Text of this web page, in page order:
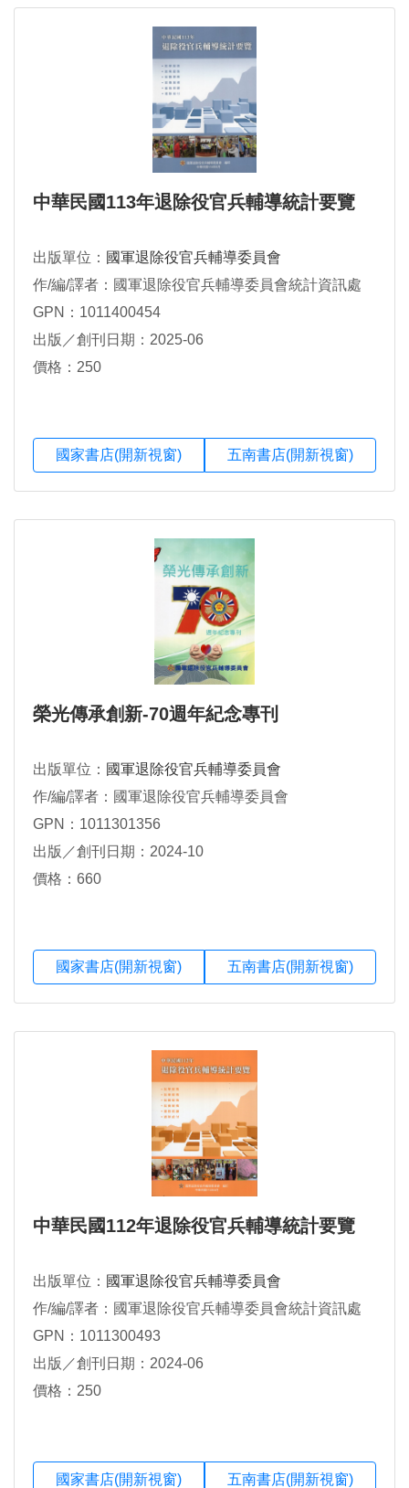
中華民國113年退除役官兵輔導統計要覽
出版單位： 國軍退除役官兵輔導委員會
作/編/譯者：國軍退除役官兵輔導委員會統計資訊處
GPN：1011400454
出版／創刊日期：2025-06
價格：250
國家書店(開新視窗) 五南書店(開新視窗)
榮光傳承創新-70週年紀念專刊
出版單位： 國軍退除役官兵輔導委員會
作/編/譯者：國軍退除役官兵輔導委員會
GPN：1011301356
出版／創刊日期：2024-10
價格：660
國家書店(開新視窗) 五南書店(開新視窗)
中華民國112年退除役官兵輔導統計要覽
出版單位： 國軍退除役官兵輔導委員會
作/編/譯者：國軍退除役官兵輔導委員會統計資訊處
GPN：1011300493
出版／創刊日期：2024-06
價格：250
國家書店(開新視窗) 五南書店(開新視窗)